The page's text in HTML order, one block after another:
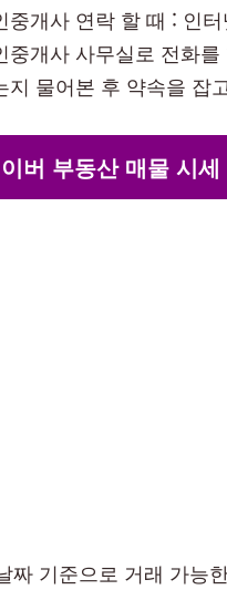
중개사 연락 할 때 : 인
중개사 사무실로 전화
지 물어본 후 약속을 잡
버 부동산 매물 시세
짜 기준으로 거래 가능